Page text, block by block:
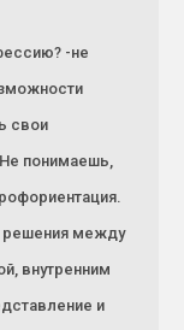
-не
свои
понимаешь,
решения между
внутренним
и